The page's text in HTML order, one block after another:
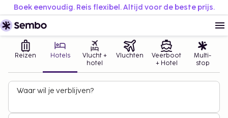
Boek eenvoudig. Reis flexibel. Altijd voor de beste prijs.
Reizen Hotels
Vlucht +
hotel
Vluchten
Veerboot
+ Hotel
Multi-
stop
Waar wil je verblijven?